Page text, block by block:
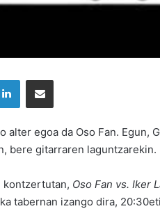
egoa da Oso Fan. Egun,
bere gitarraren laguntzarekin.
kontzertutan, Oso Fan vs. Iker
tabernan izango dira,